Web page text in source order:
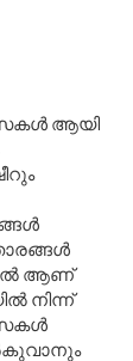
ആയി
ആണ്
നിന്ന്